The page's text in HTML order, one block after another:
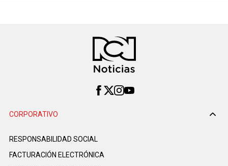
CORPORATIVO
RESPONSABILIDAD SOCIAL
FACTURACIÓN ELECTRÓNICA